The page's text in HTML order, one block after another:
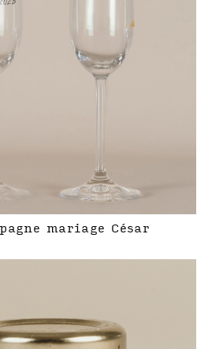
mariage César